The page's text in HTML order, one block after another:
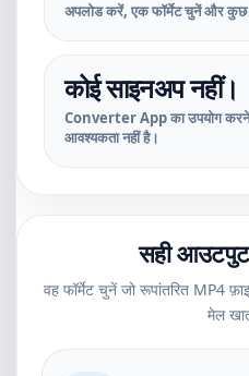
अपलोड करें, एक फॉर्मेट चुनें और कुछ
कोई साइनअप नहीं।
Converter App का उपयोग करने
आवश्यकता नहीं है।
सही आउटपुट
वह फॉर्मेट चुनें जो रूपांतरित MP4
मेल